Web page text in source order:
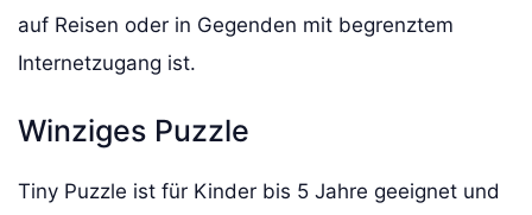
auf Reisen oder in Gegenden mit begrenztem
Internetzugang ist.
Winziges Puzzle
Tiny Puzzle ist für Kinder bis 5 Jahre geeignet und